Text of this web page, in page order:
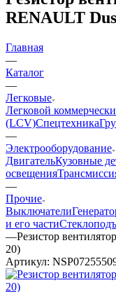
RENAULT
Главная
—
Каталог
—
Легковые
Легковой
(LCV)Спецтехника
—
Электрооборудование
ДвигательКузовные
освещения
—
Прочие
Выключатели
и его части
—Резистор
20)
Артикул: